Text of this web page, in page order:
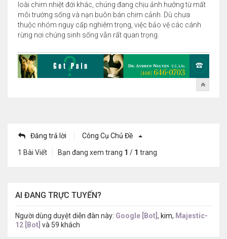
loài chim nhiệt đới khác, chúng đang chịu ảnh hưởng từ mất
môi trường sống và nạn buôn bán chim cảnh. Dù chưa
thuộc nhóm nguy cấp nghiêm trọng, việc bảo vệ các cánh
rừng nơi chúng sinh sống vẫn rất quan trọng.
Đăng trả lời Công Cụ Chủ Đề
1 Bài Viết Bạn đang xem trang 1 / 1 trang
AI ĐANG TRỰC TUYẾN?
Người dùng duyệt diễn đàn này: Google [Bot] , kim, Majestic-
12 [Bot] và 59 khách